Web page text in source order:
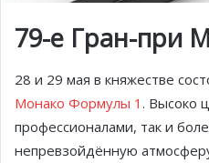
79-е Гран-при
28 и 29 мая в княжестве
Монако Формулы 1 . Высоко
профессионалами, так и
непревзойдённую